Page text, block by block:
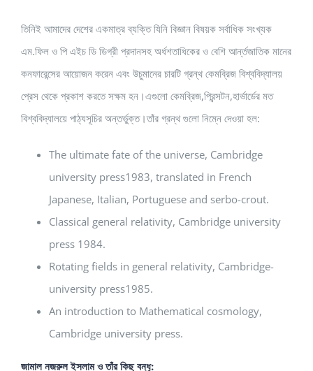
তিনিই আমাদের দেশের একমাত্র ব্যক্তি যিনি বিজ্ঞান বিষয়ক সর্বাধিক সংখ্যক
এম.ফিল ও পি এইচ ডি ডিগ্রী প্রদানসহ অর্ধশতাধিকের ও বেশি আর্ন্তজাতিক মানের
কনফারেন্সের আয়োজন করেন এবং উচুমানের চারটি গ্রন্থ কেমব্রিজ বিশ্ববিদ্যালয়
প্রেস থেকে প্রকাশ করতে সক্ষম হন।এগুলো কেমব্রিজ,প্রিন্সটন,হার্ভার্ডের মত
বিশ্ববিদ্যালয়ে পাঠ্যসূচির অন্তর্ভুক্ত।তাঁর গ্রন্থ গুলো নিম্নে দেওয়া হল:
The ultimate fate of the universe, Cambridge
university press1983, translated­ in French
Japanese, Italian, Portuguese and serbo-crout.
Classical general relativity, Cambridge university
press 1984.
Rotating fields in general relativity, Cambridge­
university press1985.
An introduction to Mathematical cosmology,
Cambridge university press.
জামাল নজরুল ইসলাম ও তাঁর কিছু বন্ধু: